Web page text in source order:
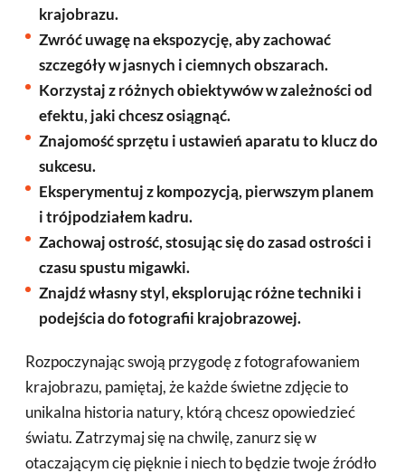
krajobrazu.
Zwróć uwagę na ekspozycję, aby zachować
szczegóły w jasnych i ciemnych obszarach.
Korzystaj z różnych obiektywów w zależności od
efektu, jaki chcesz osiągnąć.
Znajomość sprzętu i ustawień aparatu to klucz do
sukcesu.
Eksperymentuj z kompozycją, pierwszym planem
i trójpodziałem kadru.
Zachowaj ostrość, stosując się do zasad ostrości i
czasu spustu migawki.
Znajdź własny styl, eksplorując różne techniki i
podejścia do fotografii krajobrazowej.
Rozpoczynając swoją przygodę z fotografowaniem
krajobrazu, pamiętaj, że każde świetne zdjęcie to
unikalna historia natury, którą chcesz opowiedzieć
światu. Zatrzymaj się na chwilę, zanurz się w
otaczającym cię pięknie i niech to będzie twoje źródło